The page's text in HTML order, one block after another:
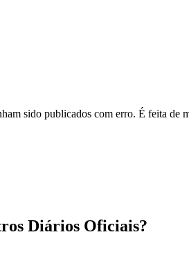
sido publicados com erro. É feita
Diários Oficiais?